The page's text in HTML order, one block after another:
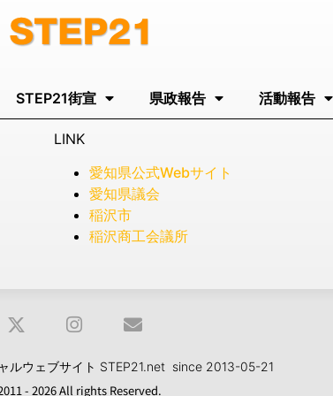
STEP21街宣 県政報告 活動報告
LINK
愛知県公式Webサイト
愛知県議会
稲沢市
稲沢商工会議所
ルウェブサイト STEP21.net since 2013-05-21
- 2026 All rights Reserved.